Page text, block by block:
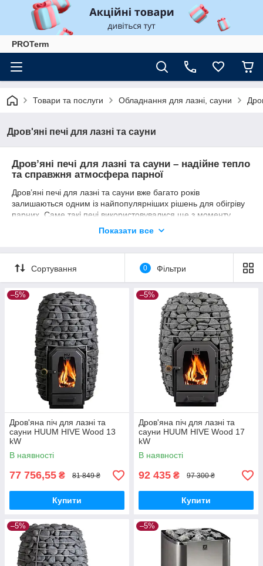
PROTerm
Товари та послуги Обладнання для лазні, сауни
Дров'яні печі для лазні та сауни
Дров’яні печі для лазні та сауни – надійне тепло
та справжня атмосфера парної
Дров’яні печі для лазні та сауни вже багато років
залишаються одним із найпопулярніших рішень для обігріву
парних. Саме такі печі використовувалися ще з моменту
появи перших лазень, а сучасні технології зробили їх ще
справжнє задоволення від банних процедур.
Показати все
Сортування 0 Фільтри
–5%
Дров'яна піч для лазні та
сауни HUUM HIVE Wood 13
kW
В наявності
77 756,55 ₴ 81 849 ₴
Купити
–5%
Дров'яна піч для лазні та
сауни HUUM HIVE Wood 17
kW
В наявності
92 435 ₴ 97 300 ₴
Купити
–5% –5%